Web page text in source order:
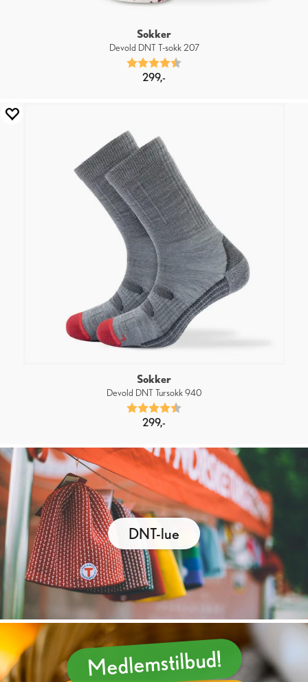
Sokker
Devold DNT T-sokk 207
Karakter:
299,-
Sokker
Devold DNT Tursokk 940
Karakter:
299,-
DNT-lue
Medlemstilbud!